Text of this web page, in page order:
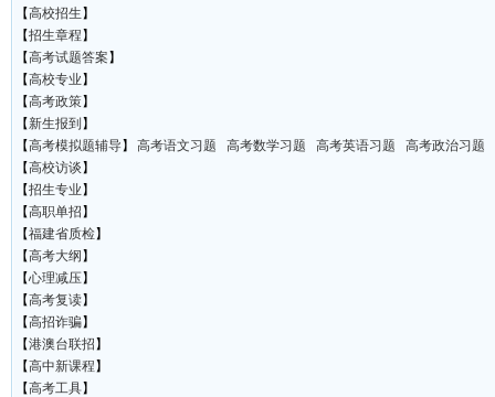
【高校招生 】
【招生章程 】
【高考试题答案 】
【高校专业 】
【高考政策】
【新生报到 】
【高考模拟题辅导】 高考语文习题 高考数学习题 高考英语习题
高考政治习题
【高校访谈 】
【招生专业 】
【高职单招 】
【福建省质检】
【高考大纲 】
【心理减压】
【高考复读】
【高招诈骗】
【港澳台联招 】
【高中新课程 】
【高考工具】